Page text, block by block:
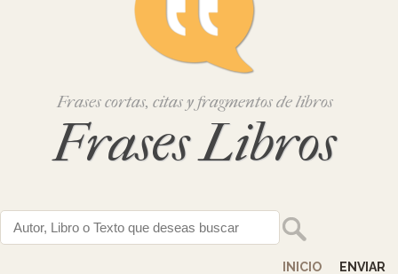
Frases cortas, citas y fragmentos de libros
Frases Libros
INICIO
ENVIAR